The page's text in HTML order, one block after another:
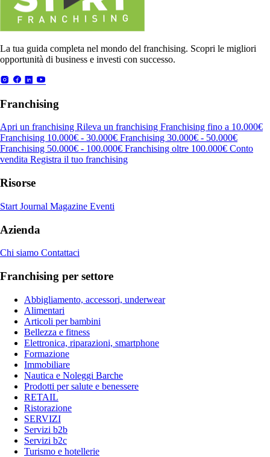
La tua guida completa nel mondo del franchising. Scopri le migliori
opportunità di business e investi con successo.
Franchising
Apri un franchising Rileva un franchising Franchising fino a 10.000€
Franchising 10.000€ - 30.000€ Franchising 30.000€ - 50.000€
Franchising 50.000€ - 100.000€ Franchising oltre 100.000€ Conto
vendita Registra il tuo franchising
Risorse
Start Journal Magazine Eventi
Azienda
Chi siamo Contattaci
Franchising per settore
Abbigliamento, accessori, underwear
Alimentari
Articoli per bambini
Bellezza e fitness
Elettronica, riparazioni, smartphone
Formazione
Immobiliare
Nautica e Noleggi Barche
Prodotti per salute e benessere
RETAIL
Ristorazione
SERVIZI
Servizi b2b
Servizi b2c
Turismo e hotellerie